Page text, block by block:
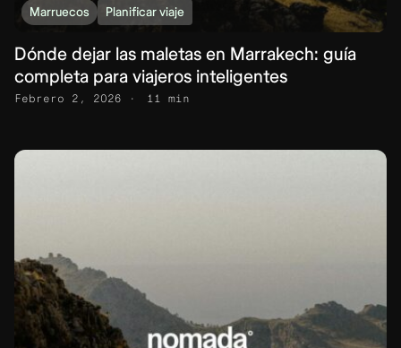
Marruecos Planificar viaje
Dónde dejar las maletas en Marrakech: guía
completa para viajeros inteligentes
Febrero 2, 2026 11 min